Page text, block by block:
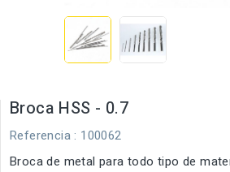
Broca HSS - 0.7
Referencia : 100062
Broca de metal para todo tipo de